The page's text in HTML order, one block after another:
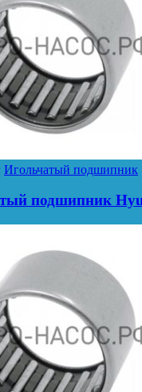
Игольчатый подшипник
подшипник